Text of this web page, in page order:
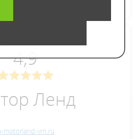
4,9
Ленд
motorland-vrn.ru